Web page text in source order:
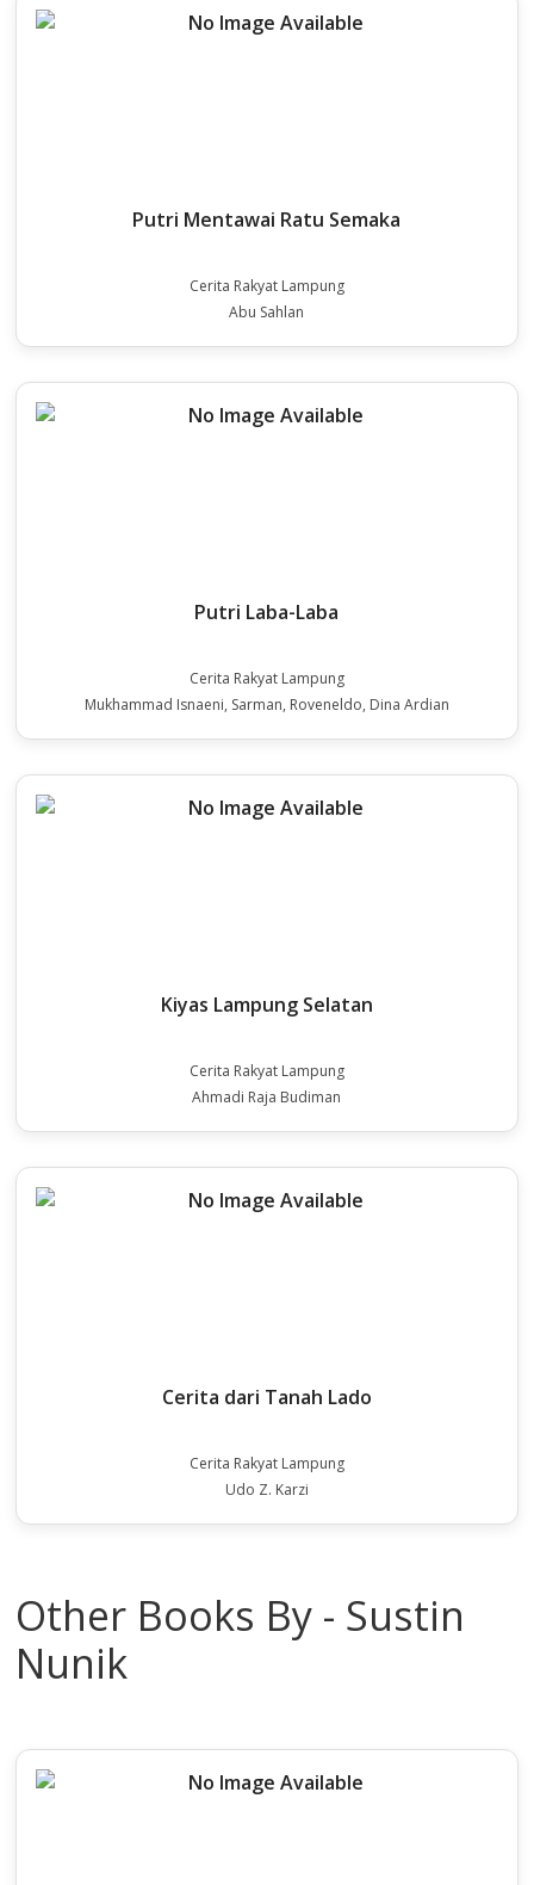
Putri Mentawai Ratu Semaka
Cerita Rakyat Lampung
Abu Sahlan
Putri Laba-Laba
Cerita Rakyat Lampung
Mukhammad Isnaeni, Sarman, Roveneldo, Dina Ardian
Kiyas Lampung Selatan
Cerita Rakyat Lampung
Ahmadi Raja Budiman
Cerita dari Tanah Lado
Cerita Rakyat Lampung
Udo Z. Karzi
Other Books By - Sustin
Nunik